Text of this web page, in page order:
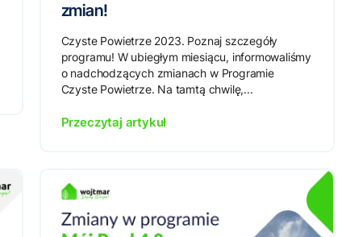
zmian!
Czyste Powietrze 2023. Poznaj szczegóły
programu! W ubiegłym miesiącu, informowaliśmy
o nadchodzących zmianach w Programie
Czyste Powietrze. Na tamtą chwilę,...
Przeczytaj artykuł